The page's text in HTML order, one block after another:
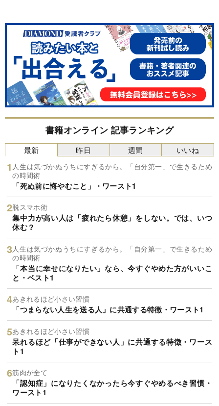
書籍オンライン 記事ランキング
最新
人生は気づかぬうちにすぎるから。「自分第一」で生きるため
の時間術
「死ぬ前に悔やむこと」・ワースト1
脱スマホ術
集中力が高い人は「疲れたら休憩」をしない。では、いつ
休む？
人生は気づかぬうちにすぎるから。「自分第一」で生きるため
の時間術
「本当に幸せになりたい」なら、今すぐやめた方がいいこ
と・ベスト1
あきれるほど小さい習慣
「つまらない人生を送る人」に共通する特徴・ワースト1
あきれるほど小さい習慣
呆れるほど「仕事ができない人」に共通する特徴・ワース
ト1
筋肉が全て
「認知症」になりたくなかったら今すぐやめるべき習慣・
ワースト1
昨日 週間 いいね